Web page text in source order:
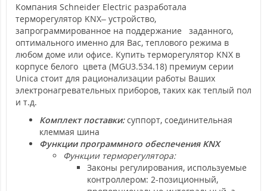
Компания Schneider Electric разработала
терморегулятор KNX– устройство,
запрограммированное на поддержание заданного,
оптимального именно для Вас, теплового режима в
любом доме или офисе. Купить терморегулятор KNX в
корпусе белого цвета (MGU3.534.18) премиум серии
Unica стоит для рационализации работы Ваших
электронагревательных приборов, таких как теплый пол
и т.д.
Комплект поставки:суппорт, соединительная
клеммая шина
Функции программного обеспечения KNX
Функции терморегулятора:
Законы регулирования, используемые
контроллером: 2-позиционный,